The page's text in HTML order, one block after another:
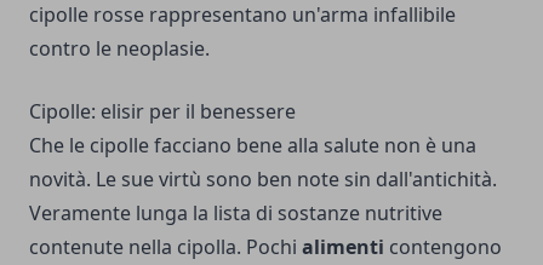
cipolle rosse rappresentano un'arma infallibile
contro le neoplasie.
Cipolle: elisir per il benessere
Che le cipolle facciano bene alla salute non è una
novità. Le sue virtù sono ben note sin dall'antichità.
Veramente lunga la lista di sostanze nutritive
contenute nella cipolla. Pochi alimenti contengono